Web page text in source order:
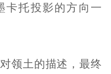
卡托投影的方向一
领土的描述，最终